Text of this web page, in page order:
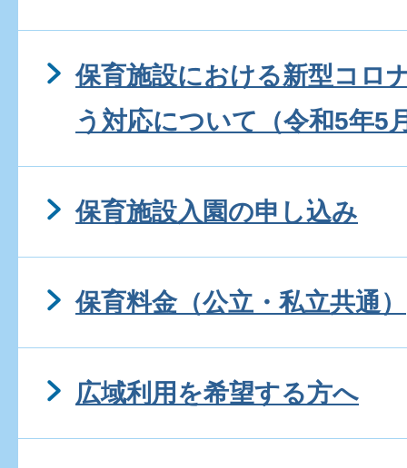
保育施設における新型コロ
う対応について（令和5年5
保育施設入園の申し込み
保育料金（公立・私立共通）
広域利用を希望する方へ